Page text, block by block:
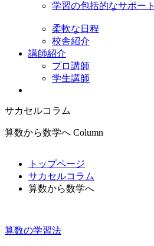
学習の包括的なサポート
柔軟な日程
校舎紹介
講師紹介
プロ講師
学生講師
サカセルコラム
算数から数学へ Column
トップページ
サカセルコラム
算数から数学へ
算数の学習法